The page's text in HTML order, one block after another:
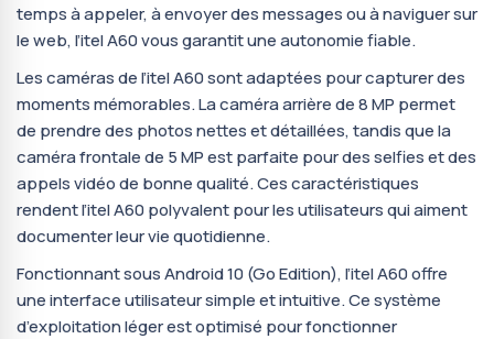
temps à appeler, à envoyer des messages ou à naviguer sur
le web, l’itel A60 vous garantit une autonomie fiable.
Les caméras de l’itel A60 sont adaptées pour capturer des
moments mémorables. La caméra arrière de 8 MP permet
de prendre des photos nettes et détaillées, tandis que la
caméra frontale de 5 MP est parfaite pour des selfies et des
appels vidéo de bonne qualité. Ces caractéristiques
rendent l’itel A60 polyvalent pour les utilisateurs qui aiment
documenter leur vie quotidienne.
Fonctionnant sous Android 10 (Go Edition), l’itel A60 offre
une interface utilisateur simple et intuitive. Ce système
d’exploitation léger est optimisé pour fonctionner